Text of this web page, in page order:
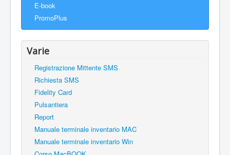
E-book
PromoPlus
Varie
Registrazione Mittente SMS
Richiesta SMS
Fidelity Card
Pulsantiera
Report
Manuale terminale inventario MAC
Manuale terminale inventario Win